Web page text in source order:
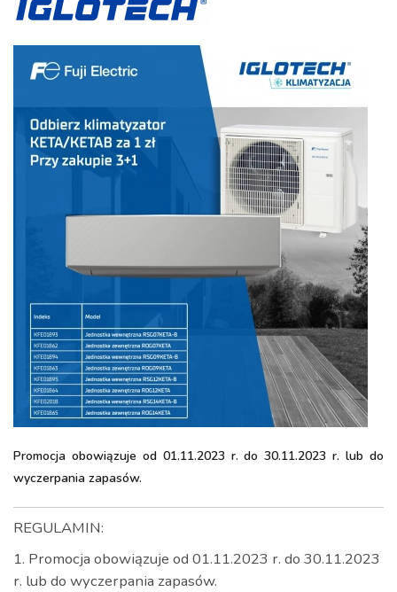
Promocja obowiązuje od 01.11.2023 r. do 30.11.2023 r. lub do
wyczerpania zapasów.
REGULAMIN:
1. Promocja obowiązuje od 01.11.2023 r. do 30.11.2023
r. lub do wyczerpania zapasów.